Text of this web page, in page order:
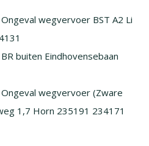
wegvervoer BST A2 Li
buiten Eindhovensebaan
wegvervoer (Zware
1,7 Horn 235191 234171